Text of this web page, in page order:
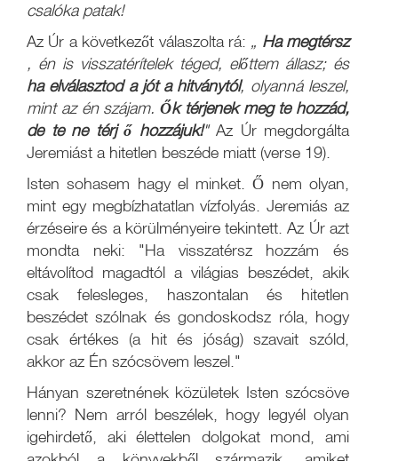
csalóka patak!
Az Úr a következőt válaszolta rá: „ Ha megtérsz
, én is visszatérítelek téged, előttem állasz; és
ha elválasztod a jót a hitványtól, olyanná leszel,
mint az én szájam. Ők térjenek meg te hozzád,
de te ne térj ő hozzájuk!" Az Úr megdorgálta
Jeremiást a hitetlen beszéde miatt (verse 19).
Isten sohasem hagy el minket. Ő nem olyan,
mint egy megbízhatatlan vízfolyás. Jeremiás az
érzéseire és a körülményeire tekintett. Az Úr azt
mondta neki: "Ha visszatérsz hozzám és
eltávolítod magadtól a világias beszédet, akik
csak felesleges, haszontalan és hitetlen
beszédet szólnak és gondoskodsz róla, hogy
csak értékes (a hit és jóság) szavait szóld,
akkor az Én szócsövem leszel."
Hányan szeretnének közületek Isten szócsöve
lenni? Nem arról beszélek, hogy legyél olyan
igehirdető, aki élettelen dolgokat mond, ami